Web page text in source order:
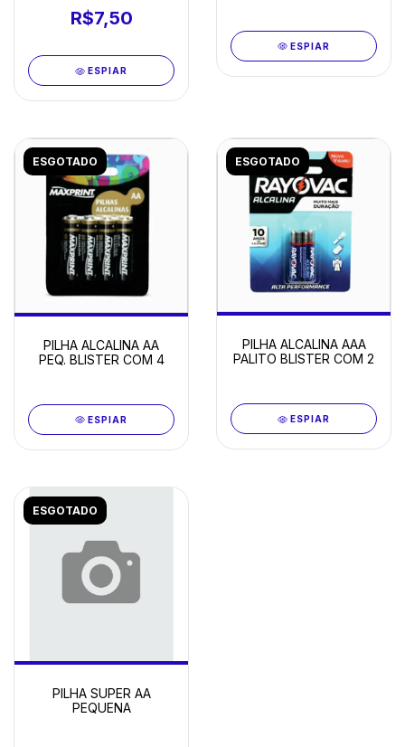
R$7,50
ESPIAR
ESPIAR
ESGOTADO
PILHA ALCALINA AA
PEQ. BLISTER COM 4
ESPIAR
ESGOTADO
PILHA ALCALINA AAA
PALITO BLISTER COM 2
ESPIAR
ESGOTADO
PILHA SUPER AA
PEQUENA